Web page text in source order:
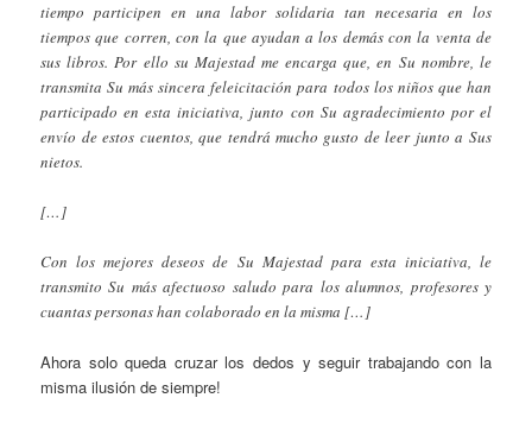
tiempo participen en una labor solidaria tan necesaria en los
tiempos que corren, con la que ayudan a los demás con la venta de
sus libros. Por ello su Majestad me encarga que, en Su nombre, le
transmita Su más sincera feleicitación para todos los niños que han
participado en esta iniciativa, junto con Su agradecimiento por el
envío de estos cuentos, que tendrá mucho gusto de leer junto a Sus
nietos.
[…]
Con los mejores deseos de Su Majestad para esta iniciativa, le
transmito Su más afectuoso saludo para los alumnos, profesores y
cuantas personas han colaborado en la misma […]
Ahora solo queda cruzar los dedos y seguir trabajando con la
misma ilusión de siempre!